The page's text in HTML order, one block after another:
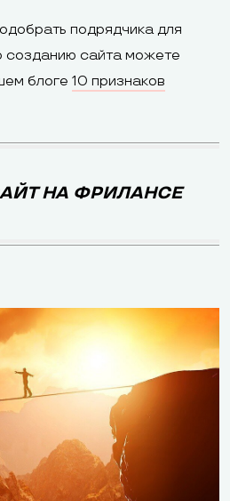
бесплатный
зонах .com, .net,
тарифах:
индексации,
редиректа
5),
позиций в
подрядчика для
созданию сайта можете
блоге 10 признаков
НА ФРИЛАНСЕ